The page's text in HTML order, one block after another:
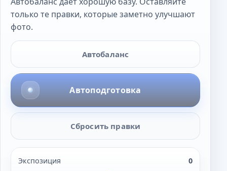
только те правки, которые заметно улучшают
фото.
Автобаланс
Автоподготовка
Сбросить правки
Экспозиция 0